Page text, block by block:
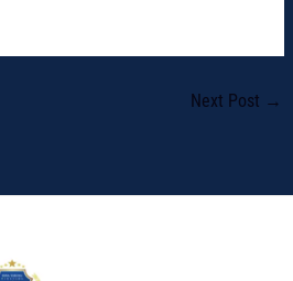
Next Post →